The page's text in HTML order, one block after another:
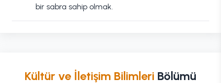
bir sabra sahip olmak.
Kültür ve İletişim Bilimleri Bölümü